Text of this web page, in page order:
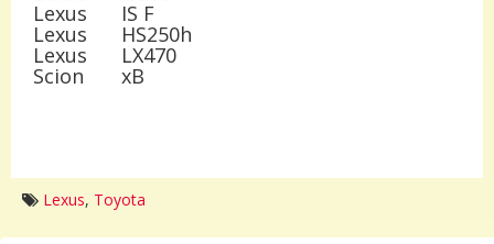
Lexus IS F
Lexus HS250h
Lexus LX470
Scion xB
Lexus, Toyota